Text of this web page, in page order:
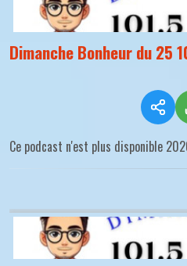
Dimanche Bonheur du 25
Ce podcast n'est plus disponible